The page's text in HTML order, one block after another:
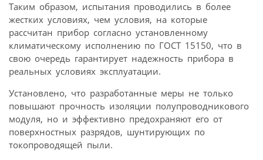
Таким образом, испытания проводились в более
жестких условиях, чем условия, на которые
рассчитан прибор согласно установленному
климатическому исполнению по ГОСТ 15150, что в
свою очередь гарантирует надежность прибора в
реальных условиях эксплуатации.
Установлено, что разработанные меры не только
повышают прочность изоляции полупроводникового
модуля, но и эффективно предохраняют его от
поверхностных разрядов, шунтирующих по
токопроводящей пыли.